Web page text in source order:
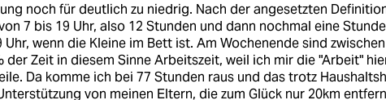
noch für deutlich zu niedrig. Nach der angesetzten
7 bis 19 Uhr, also 12 Stunden und dann nochmal eine Stunde
wenn die Kleine im Bett ist. Am Wochenende sind
der Zeit in diesem Sinne Arbeitszeit, weil ich mir die "Arbeit"
Da komme ich bei 77 Stunden raus und das trotz
von meinen Eltern, die zum Glück nur 20km